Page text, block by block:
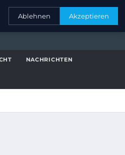
KONTAKT
NACHRICHTEN
Ablehnen Akzeptieren